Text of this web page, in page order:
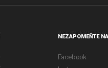
NEZAPOMEŇTE
Facebook